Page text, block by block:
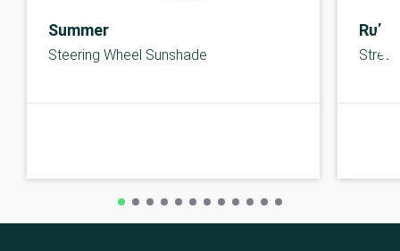
Summer
Steering Wheel Sunshade